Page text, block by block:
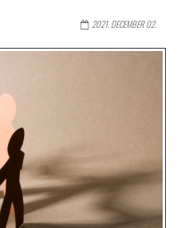
2021. DECEMBER 02.